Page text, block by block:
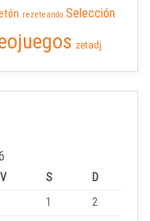
rezeteando Selección
zetadj
V S
D
1
2